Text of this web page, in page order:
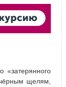
«затерянного
щелям,